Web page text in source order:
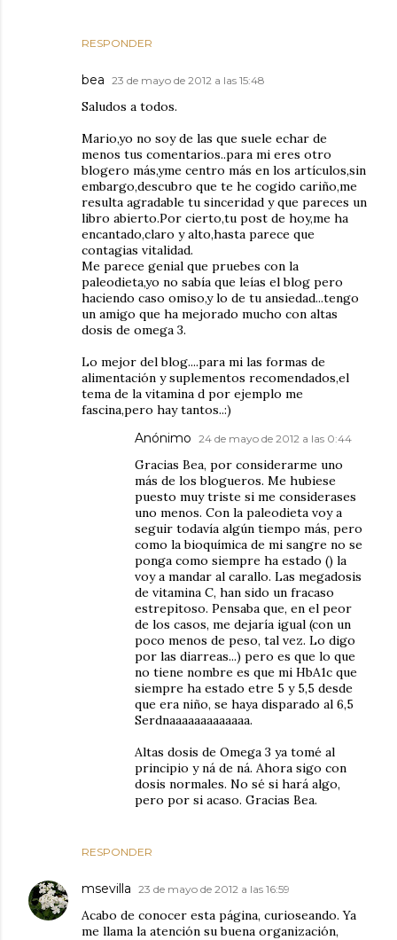
RESPONDER
bea 23 de mayo de 2012 a las 15:48
Saludos a todos.
Mario,yo no soy de las que suele echar de
menos tus comentarios..para mi eres otro
blogero más,yme centro más en los artículos,sin
embargo,descubro que te he cogido cariño,me
resulta agradable tu sinceridad y que pareces un
libro abierto.Por cierto,tu post de hoy,me ha
encantado,claro y alto,hasta parece que
contagias vitalidad.
Me parece genial que pruebes con la
paleodieta,yo no sabía que leías el blog pero
haciendo caso omiso,y lo de tu ansiedad...tengo
un amigo que ha mejorado mucho con altas
dosis de omega 3.
Lo mejor del blog....para mi las formas de
alimentación y suplementos recomendados,el
tema de la vitamina d por ejemplo me
fascina,pero hay tantos..:)
RESPONDER
Anónimo 24 de mayo de 2012 a las 0:44
Gracias Bea, por considerarme uno
más de los blogueros. Me hubiese
puesto muy triste si me considerases
uno menos. Con la paleodieta voy a
seguir todavía algún tiempo más, pero
como la bioquímica de mi sangre no se
ponga como siempre ha estado () la
voy a mandar al carallo. Las megadosis
de vitamina C, han sido un fracaso
estrepitoso. Pensaba que, en el peor
de los casos, me dejaría igual (con un
poco menos de peso, tal vez. Lo digo
por las diarreas...) pero es que lo que
no tiene nombre es que mi HbA1c que
siempre ha estado etre 5 y 5,5 desde
que era niño, se haya disparado al 6,5
Serdnaaaaaaaaaaaaa.
Altas dosis de Omega 3 ya tomé al
principio y ná de ná. Ahora sigo con
dosis normales. No sé si hará algo,
pero por si acaso. Gracias Bea.
msevilla 23 de mayo de 2012 a las 16:59
Acabo de conocer esta página, curioseando. Ya
me llama la atención su buena organización,